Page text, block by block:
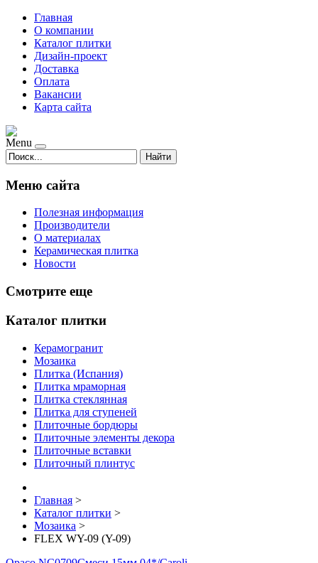
Главная
О компании
Каталог плитки
Дизайн-проект
Доставка
Оплата
Вакансии
Карта сайта
Menu
Найти
Меню сайта
Полезная информация
Производители
О материалах
Керамическая плитка
Новости
Смотрите еще
Каталог плитки
Керамогранит
Мозаика
Плитка (Испания)
Плитка мраморная
Плитка стеклянная
Плитка для ступеней
Плиточные бордюры
Плиточные элементы декора
Плиточные вставки
Плиточный плинтус
Главная >
Каталог плитки >
Мозаика >
FLEX WY-09 (Y-09)